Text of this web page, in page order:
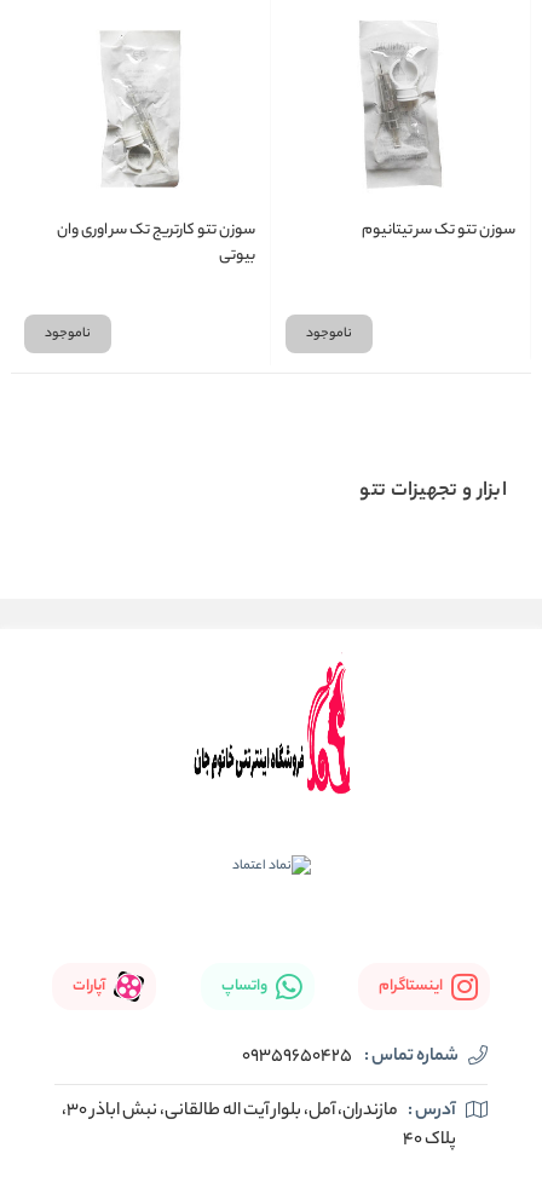
سوزن تتو تک سر تیتانیوم
ناموجود
سوزن تتو کارتریج تک سر اوری وان
بیوتی
ناموجود
ابزار و تجهیزات تتو
اینستاگرام واتساپ آپارات
شماره تماس : 09359650425
آدرس :
مازندران، آمل، بلوار آیت اله طالقانی، نبش اباذر 30،
پلاک 40